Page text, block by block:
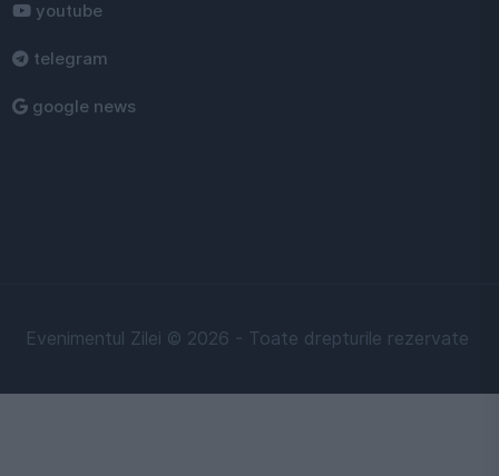
youtube
telegram
google news
Evenimentul Zilei © 2026 - Toate drepturile rezervate